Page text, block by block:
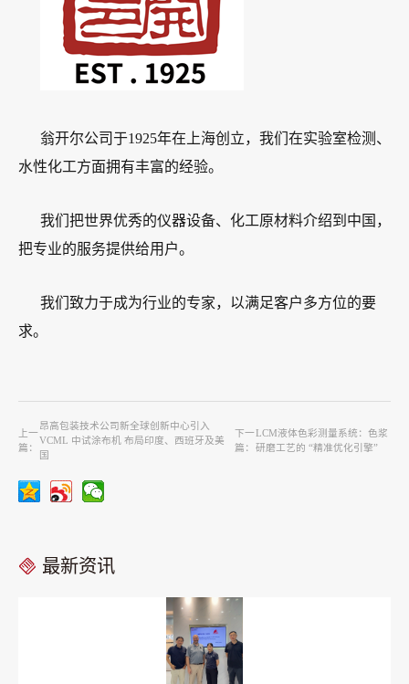
翁开尔公司于1925年在上海创立，我们在实验室检测、
水性化工方面拥有丰富的经验。
我们把世界优秀的仪器设备、化工原材料介绍到中国，
把专业的服务提供给用户。
我们致力于成为行业的专家，以满足客户多方位的要
求。
上一
篇：
昂高包装技术公司新全球创新中心引入
VCML 中试涂布机 布局印度、西班牙及美
国
下一
篇：
LCM液体色彩测量系统：色浆
研磨工艺的 “精准优化引擎”
最新资讯